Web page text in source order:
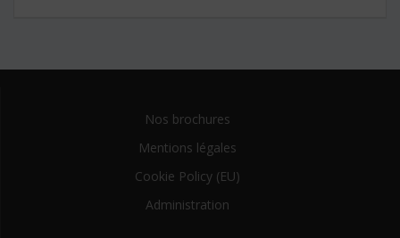
Nos brochures
Mentions légales
Cookie Policy (EU)
Administration